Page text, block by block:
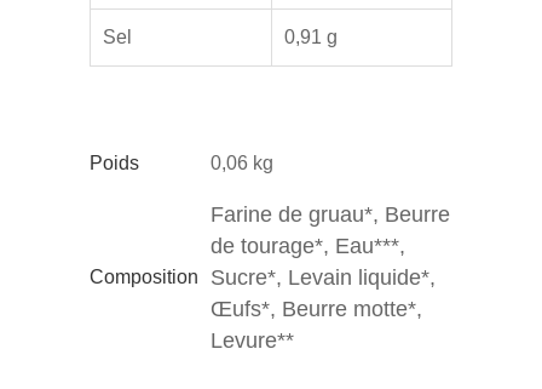
Sel 0,91 g
Poids 0,06 kg
Composition
Farine de gruau*, Beurre
de tourage*, Eau***,
Sucre*, Levain liquide*,
Œufs*, Beurre motte*,
Levure**